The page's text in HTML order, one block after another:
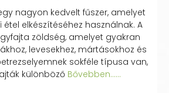
nagyon kedvelt fűszer, amelyet
elkészítéséhez használnak. A
zöldség, amelyet gyakran
levesekhez, mártásokhoz és
sokféle típusa van,
különbözőBővebben...…